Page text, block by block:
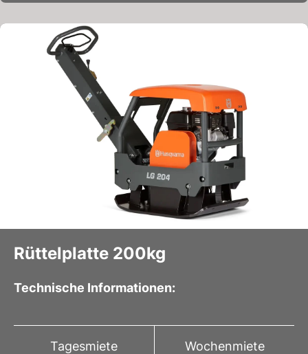
Rüttelplatte 200kg
Technische Informationen:
Tagesmiete
Wochenmiete